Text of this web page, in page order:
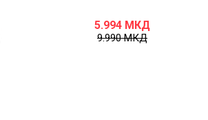
5.994 МКД
9.990МКД